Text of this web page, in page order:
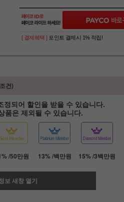
[ 결제혜택 ] 포인트 결제시 1% 적립!
건)
정되어 할인을 받을 수 있습니다.
품은 제외될 수 있습니다.
/50만원 13% /백만원 15% /3백만원
보 새창 열기